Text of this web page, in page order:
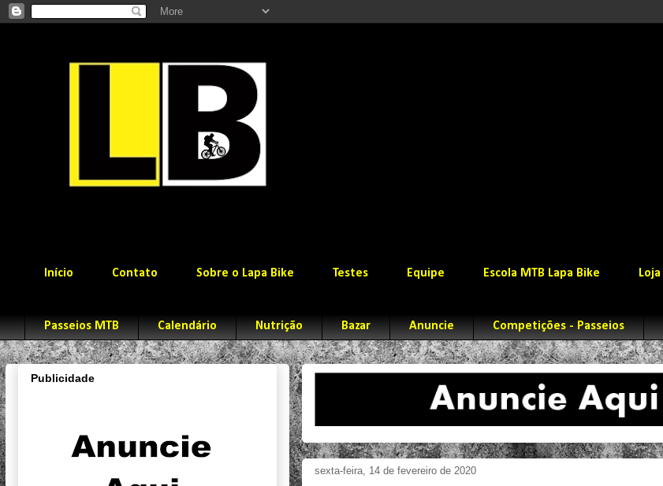
Início Contato Sobre o Lapa Bike Testes Equipe Escola MTB Lapa Bike Loja
Passeios MTB Calendário Nutrição Bazar Anuncie Competições - Passeios
sexta-feira, 14 de fevereiro de 2020
Publicidade